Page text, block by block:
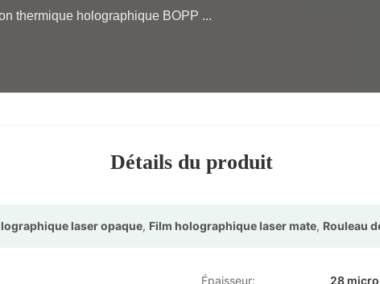
thermique holographique BOPP ...
Détails du produit
laser opaque, Film holographique laser mate, Rouleau
Épaisseur: 28